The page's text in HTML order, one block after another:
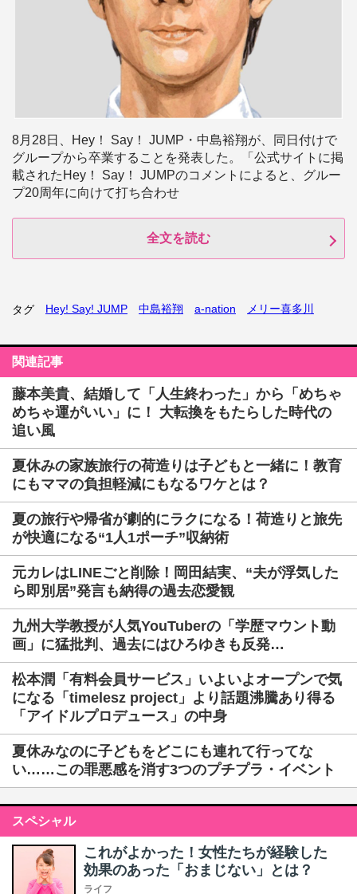
8月28日、Hey！ Say！ JUMP・中島裕翔が、同日付けで
グループから卒業することを発表した。「公式サイトに掲
載されたHey！ Say！ JUMPのコメントによると、グルー
プ20周年に向けて打ち合わせ
全文を読む
タグ Hey! Say! JUMP 中島裕翔 a-nation メリー喜多川
関連記事
藤本美貴、結婚して「人生終わった」から「めちゃ
めちゃ運がいい」に！ 大転換をもたらした時代の
追い風
夏休みの家族旅行の荷造りは子どもと一緒に！教育
にもママの負担軽減にもなるワケとは？
夏の旅行や帰省が劇的にラクになる！荷造りと旅先
が快適になる“1人1ポーチ”収納術
元カレはLINEごと削除！岡田結実、“夫が浮気した
ら即別居”発言も納得の過去恋愛観
九州大学教授が人気YouTuberの「学歴マウント動
画」に猛批判、過去にはひろゆきも反発…
松本潤「有料会員サービス」いよいよオープンで気
になる「timelesz project」より話題沸騰あり得る
「アイドルプロデュース」の中身
夏休みなのに子どもをどこにも連れて行ってな
い……この罪悪感を消す3つのプチプラ・イベント
スペシャル
これがよかった！女性たちが経験した
効果のあった「おまじない」とは？
ライフ